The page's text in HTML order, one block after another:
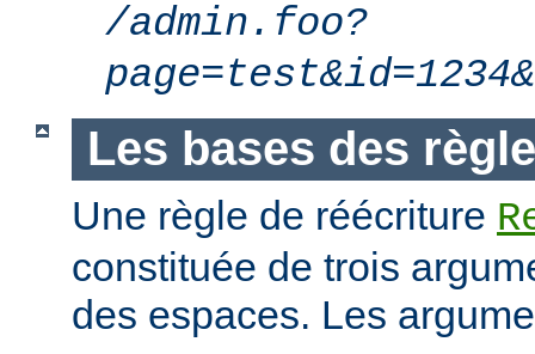
/admin.foo?
Les bases des
Une règle de réécriture
constituée de trois
des espaces. Les